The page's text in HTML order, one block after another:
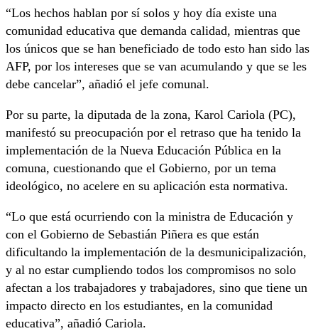
“Los hechos hablan por sí solos y hoy día existe una
comunidad educativa que demanda calidad, mientras que
los únicos que se han beneficiado de todo esto han sido las
AFP, por los intereses que se van acumulando y que se les
debe cancelar”, añadió el jefe comunal.
Por su parte, la diputada de la zona, Karol Cariola (PC),
manifestó su preocupación por el retraso que ha tenido la
implementación de la Nueva Educación Pública en la
comuna, cuestionando que el Gobierno, por un tema
ideológico, no acelere en su aplicación esta normativa.
“Lo que está ocurriendo con la ministra de Educación y
con el Gobierno de Sebastián Piñera es que están
dificultando la implementación de la desmunicipalización,
y al no estar cumpliendo todos los compromisos no solo
afectan a los trabajadores y trabajadores, sino que tiene un
impacto directo en los estudiantes, en la comunidad
educativa”, añadió Cariola.